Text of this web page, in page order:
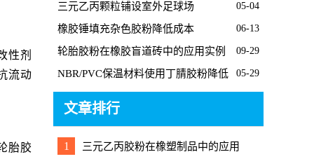
性剂
流动
胎胶
05-04
三元乙丙颗粒铺设室外足球场
06-13
橡胶锤填充杂色胶粉降低成本
09-29
轮胎胶粉在橡胶盲道砖中的应用实例
05-29
NBR/PVC保温材料使用丁腈胶粉降低
成本
文章排行
1 三元乙丙胶粉在橡塑制品中的应用